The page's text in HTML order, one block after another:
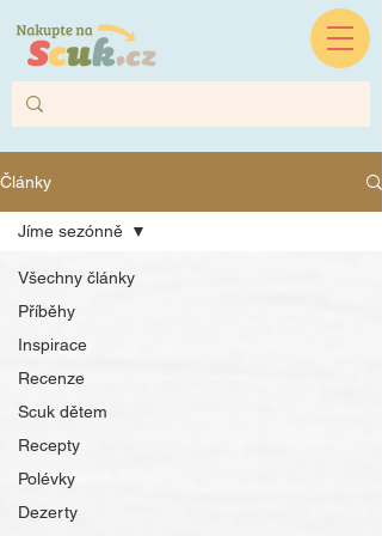
Články
Všechny články
Příběhy
Inspirace
Recenze
Scuk dětem
Recepty
Polévky
Dezerty
Jíme sezónně